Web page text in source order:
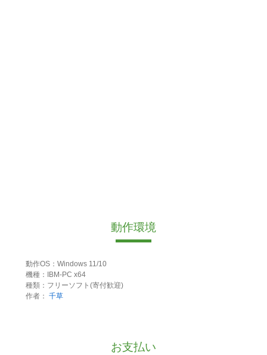
動作環境
動作OS：Windows 11/10
機種：IBM-PC x64
種類：フリーソフト(寄付歓迎)
作者： 千草
お支払い